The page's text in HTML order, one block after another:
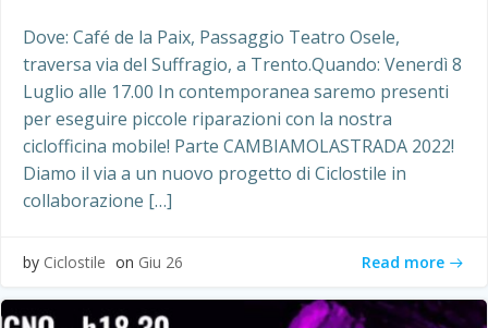
Dove: Café de la Paix, Passaggio Teatro Osele,
traversa via del Suffragio, a Trento.Quando: Venerdì 8
Luglio alle 17.00 In contemporanea saremo presenti
per eseguire piccole riparazioni con la nostra
ciclofficina mobile! Parte CAMBIAMOLASTRADA 2022!
Diamo il via a un nuovo progetto di Ciclostile in
collaborazione […]
by Ciclostile on Giu 26 Read more